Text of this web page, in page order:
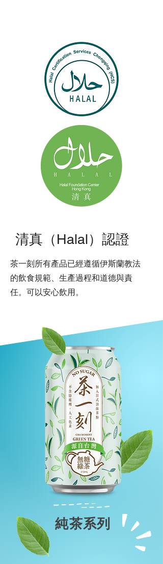
清真（Halal）認證
茶一刻所有產品已經遵循伊斯蘭教法
的飲食規範、生產過程和道德與責
任。可以安心飲用。
純茶系列